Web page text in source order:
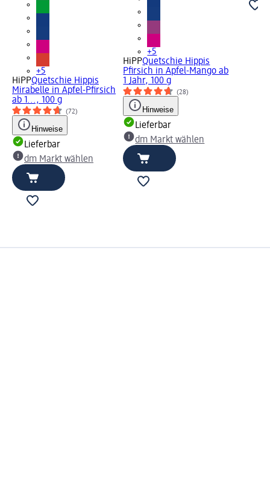
+5
HiPPQuetschie Hippis
Mirabelle in Apfel-Pfirsich
ab 1..., 100 g
(72)
Hinweise
Lieferbar
dm Markt wählen
+5
HiPPQuetschie Hippis
Pfirsich in Apfel-Mango ab
1 Jahr, 100 g
(28)
Hinweise
Lieferbar
dm Markt wählen